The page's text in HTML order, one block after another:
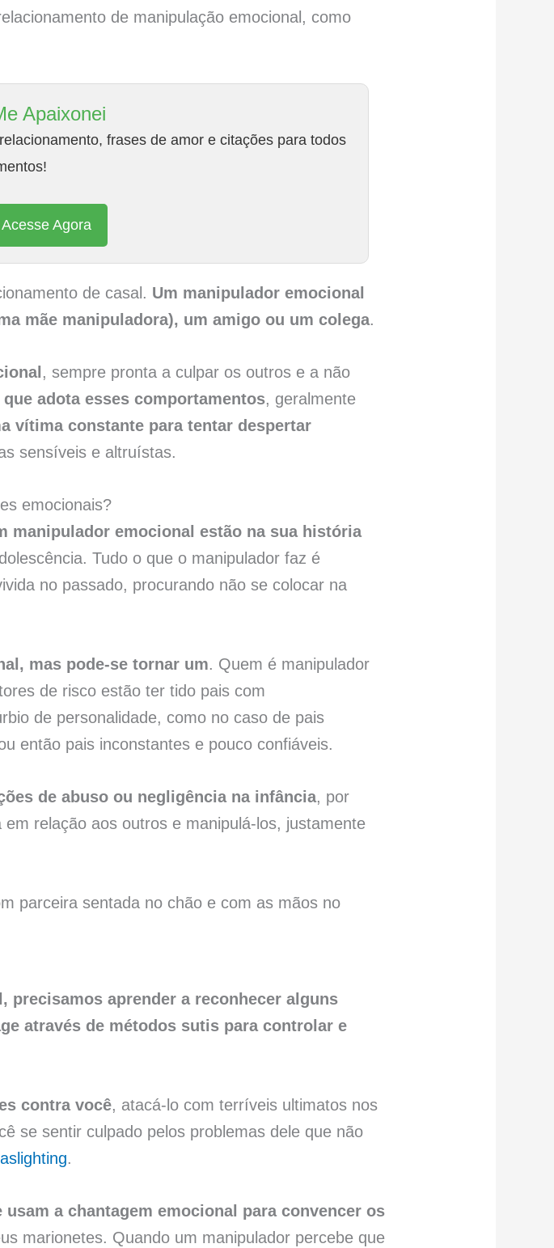
de manipulação emocional, como
Apaixonei
frases de amor e citações para todos
Acesse Agora
de casal. Um manipulador emocional
mãe manipuladora), um amigo ou um colega.
, sempre pronta a culpar os outros e a não
adota esses comportamentos, geralmente
vítima constante para tentar despertar
sensíveis e altruístas.
emocionais?
manipulador emocional estão na sua história
Tudo o que o manipulador faz é
no passado, procurando não se colocar na
mas pode-se tornar um. Quem é manipulador
de risco estão ter tido pais com
de personalidade, como no caso de pais
então pais inconstantes e pouco confiáveis.
de abuso ou negligência na infância, por
relação aos outros e manipulá-los, justamente
precisamos aprender a reconhecer alguns
através de métodos sutis para controlar e
contra você, atacá-lo com terríveis ultimatos nos
se sentir culpado pelos problemas dele que não
.
a chantagem emocional para convencer os
marionetes. Quando um manipulador percebe que